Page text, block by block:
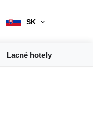
SK
Lacné hotely